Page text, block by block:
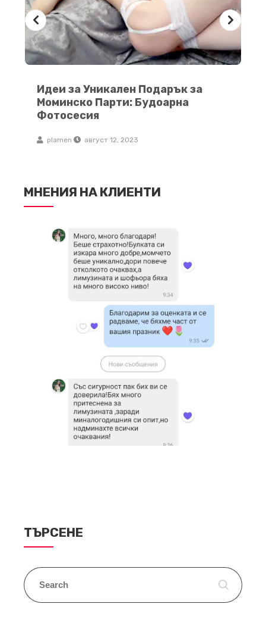
Идеи за Уникален Подарък за
Моминско Парти: Будоарна
Фотосесия
plamen август 12, 2023
МНЕНИЯ НА КЛИЕНТИ
ТЪРСЕНЕ